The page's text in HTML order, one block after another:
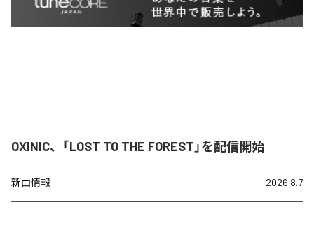
OXINIC、「LOST TO THE FOREST」を配信開始
新曲情報 2026.8.7